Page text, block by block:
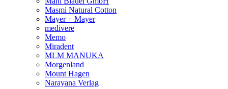
Masmi Natural Cotton
Mayer + Mayer
medivere
Memo
Miradent
MLM MANUKA
Morgenland
Mount Hagen
Narayana Verlag